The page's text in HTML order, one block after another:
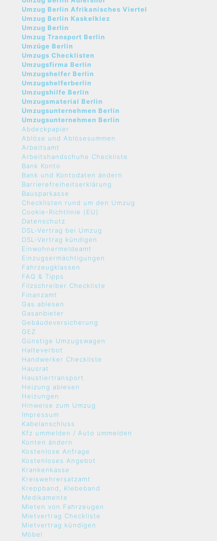
Umzug Berlin Afrikanisches Viertel
Umzug Berlin Kaskelkiez
Umzug Berlin
Umzug Transport Berlin
Umzüge Berlin
Umzugs Checklisten
Umzugsfirma Berlin
Umzugshelfer Berlin
Umzugshelferberlin
Umzugshilfe Berlin
Umzugsmaterial Berlin
Umzugsunternehmen Berlin
Umzugsunternehmen Berlin
Abdeckpapier
Ablöse und Ablösesummen
Arbeitsamt
Arbeitshandschuhe Checkliste
Bank Konto
Bank und Kontodaten ändern
Barrierefreiheitserklärung
Bausparkasse
Checklisten rund um den Umzug
Cookie-Richtlinie (EU)
Datenschutz
DSL-Vertrag bei Umzug
DSL-Vertrag kündigen
Einwohnermeldeamt
Einzugsermächtigungen
Fahrzeugklassen
FAQ & Tipps
Filzschreiber Checkliste
Finanzamt
Gas ablesen
Gasanbieter
Gebäudeversicherung
GEZ
Günstige Umzugswagen
Halteverbot
Handwerker Checkliste
Hausrat
Haustiertransport
Heizung ablesen
Heizungen
Hinweise zum Umzug
Impressum
Kabelanschluss
Kfz ummelden / Auto ummelden
Konten ändern
Kostenlose Anfrage
Kostenloses Angebot
Krankenkasse
Kreiswehrersatzamt
Kreppband, Klebeband
Medikamente
Mieten von Fahrzeugen
Mietvertrag Checkliste
Mietvertrag kündigen
Möbel